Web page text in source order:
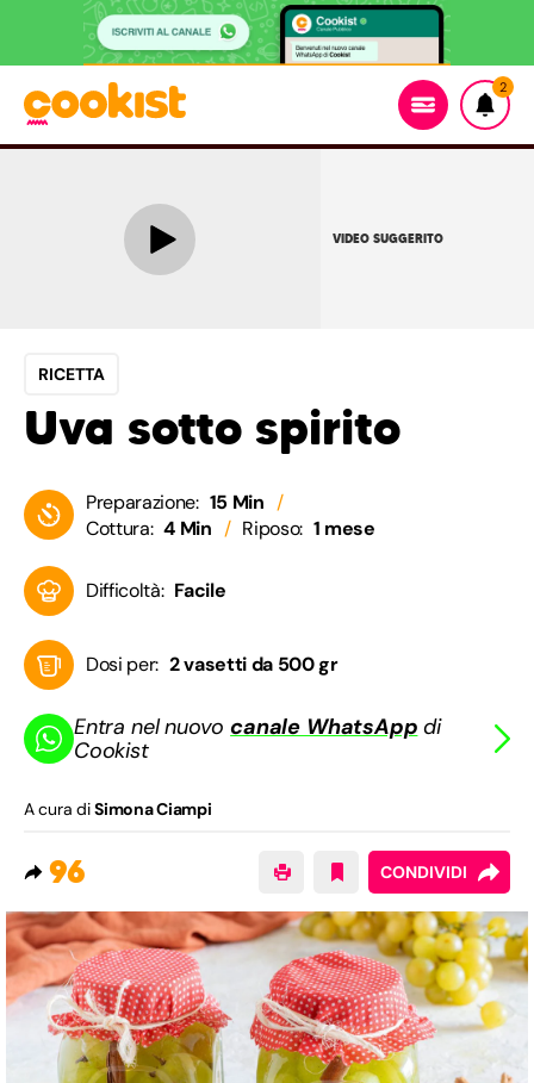
2
VIDEO SUGGERITO
RICETTA
Uva sotto spirito
Preparazione: 15 Min
Cottura: 4 Min Riposo: 1 mese
Difficoltà: Facile
Dosi per: 2 vasetti da 500 gr
Entra nel nuovocanale WhatsApp di
Cookist
A cura diSimona Ciampi
96 CONDIVIDI